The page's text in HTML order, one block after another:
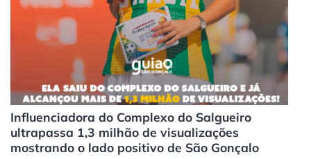
Influenciadora do Complexo do Salgueiro
ultrapassa 1,3 milhão de visualizações
mostrando o lado positivo de São Gonçalo